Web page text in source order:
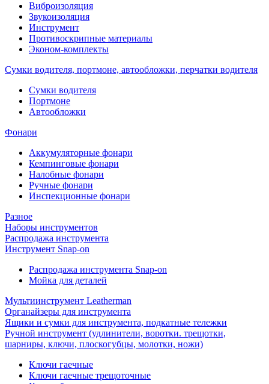
Виброизоляция
Звукоизоляция
Инструмент
Противоскрипные материалы
Эконом-комплекты
Сумки водителя, портмоне, автообложки, перчатки водителя
Cумки водителя
Портмоне
Автообложки
Фонари
Аккумуляторные фонари
Кемпинговые фонари
Налобные фонари
Ручные фонари
Инспекционные фонари
Разное
Наборы инструментов
Распродажа инструмента
Инструмент Snap-on
Распродажа инструмента Snap-on
Мойка для деталей
Мультиинструмент Leatherman
Органайзеры для инструмента
Ящики и сумки для инструмента, подкатные тележки
Ручной инструмент (удлинители, воротки. трещотки,
шарниры, ключи, плоскогубцы, молотки, ножи)
Ключи гаечные
Ключи гаечные трещоточные